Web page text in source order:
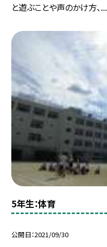
と遊ぶことや声のかけ方、...
5年生：体育
公開日 2021/09/30